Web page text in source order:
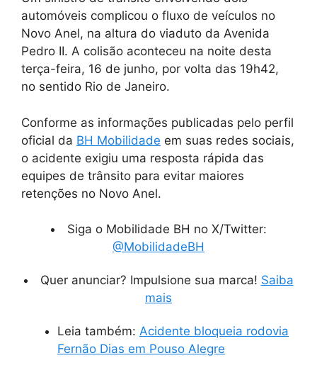
automóveis complicou o fluxo de veículos no
Novo Anel, na altura do viaduto da Avenida
Pedro II. A colisão aconteceu na noite desta
terça-feira, 16 de junho, por volta das 19h42,
no sentido Rio de Janeiro.
Conforme as informações publicadas pelo perfil
oficial da BH Mobilidade em suas redes sociais,
o acidente exigiu uma resposta rápida das
equipes de trânsito para evitar maiores
retenções no Novo Anel.
Siga o Mobilidade BH no X/Twitter:
@MobilidadeBH
Quer anunciar? Impulsione sua marca! Saiba
mais
Leia também: Acidente bloqueia rodovia
Fernão Dias em Pouso Alegre